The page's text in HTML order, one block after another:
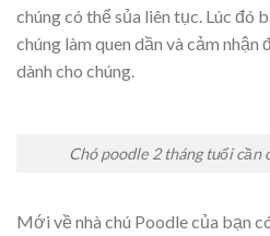
chúng có thể sủa liên tục. Lúc đó
chúng làm quen dần và cảm
dành cho chúng.
Chó poodle 2 tháng tuổi cần
Mới về nhà chú Poodle của bạn